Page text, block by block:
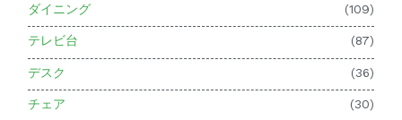
ダイニング (109)
テレビ台 (87)
デスク (36)
チェア (30)